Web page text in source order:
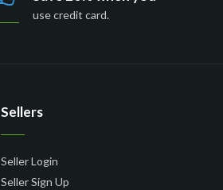
use credit card.
Sellers
Seller Login
Seller Sign Up